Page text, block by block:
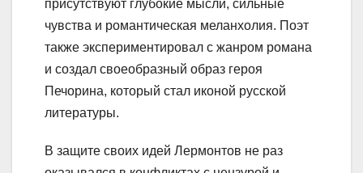
присутствуют глубокие мысли, сильные
чувства и романтическая меланхолия. Поэт
также экспериментировал с жанром романа
и создал своеобразный образ героя
Печорина, который стал иконой русской
литературы.
В защите своих идей Лермонтов не раз